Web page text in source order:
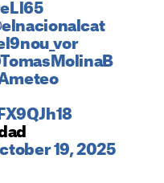
19, 2025